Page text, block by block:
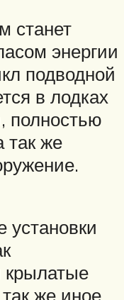
станет
энергии
подводной
в лодках
полностью
так же
установки
крылатые
же иное